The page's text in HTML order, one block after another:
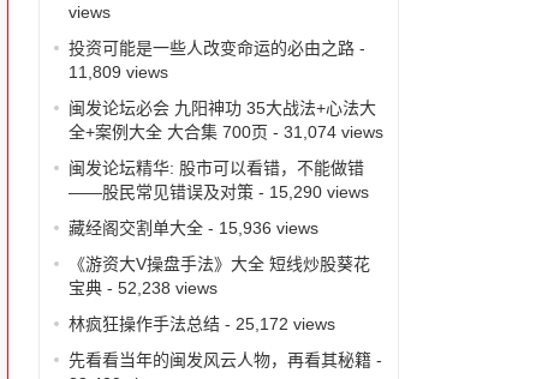
views
投资可能是一些人改变命运的必由之路-
11,809 views
闽发论坛必会 九阳神功 35大战法+心法大
全+案例大全 大合集 700页 - 31,074 views
闽发论坛精华: 股市可以看错，不能做错
——股民常见错误及对策- 15,290 views
藏经阁交割单大全- 15,936 views
《游资大V操盘手法》大全 短线炒股葵花
宝典- 52,238 views
林疯狂操作手法总结- 25,172 views
先看看当年的闽发风云人物，再看其秘籍-